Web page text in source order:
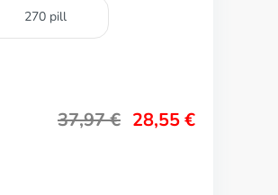
270 pill
37,97€ 28,55€